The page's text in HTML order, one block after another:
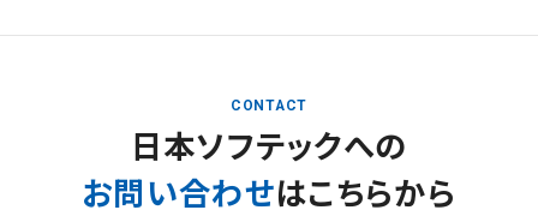
CONTACT
日本ソフテックへの
お問い合わせはこちらから